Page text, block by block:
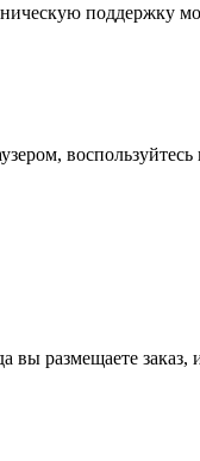
вы размещаете
поддержку